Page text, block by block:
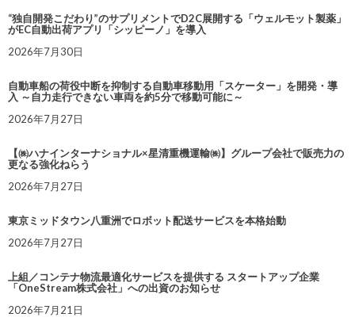
“独自開発こだわり”のサプリメントでD2C展開する「ウェルモット製薬」
がEC自動出荷アプリ「シッピーノ」を導入
2026年7月30日
自動車船の荷役中断を抑制する自動車移動用「スケーター」を開発・導
入 ～自力走行できない車両を約5分で移動可能に～
2026年7月27日
【㈱ハナインターナショナル×星清重機運輸㈱】グループ会社で販売力の
更なる強化ねらう
2026年7月27日
東京ミッドタウン八重洲でロボット配送サービスを本格始動
2026年7月27日
上組／コンテナ物流最適化サービスを提供する スタートアップ企業
「OneStream株式会社」への出資のお知らせ
2026年7月21日